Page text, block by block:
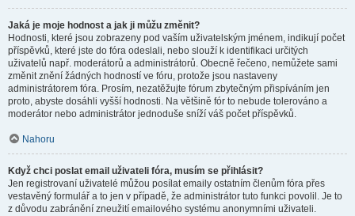
Jaká je moje hodnost a jak ji můžu změnit?
Hodnosti, které jsou zobrazeny pod vaším uživatelským jménem, indikují počet
příspěvků, které jste do fóra odeslali, nebo slouží k identifikaci určitých
uživatelů např. moderátorů a administrátorů. Obecně řečeno, nemůžete sami
změnit znění žádných hodností ve fóru, protože jsou nastaveny
administrátorem fóra. Prosím, nezatěžujte fórum zbytečným přispíváním jen
proto, abyste dosáhli vyšší hodnosti. Na většině fór to nebude tolerováno a
moderátor nebo administrátor jednoduše sníží váš počet příspěvků.
Nahoru
Když chci poslat email uživateli fóra, musím se přihlásit?
Jen registrovaní uživatelé můžou posílat emaily ostatním členům fóra přes
vestavěný formulář a to jen v případě, že administrátor tuto funkci povolil. Je to
z důvodu zabránění zneužití emailového systému anonymními uživateli.